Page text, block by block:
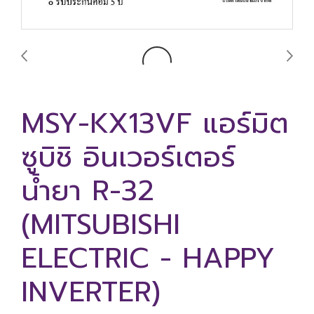
MSY-KX13VF แอร์มิต
ซูบิชิ อินเวอร์เตอร์
น้ำยา R-32
(MITSUBISHI
ELECTRIC - HAPPY
INVERTER)